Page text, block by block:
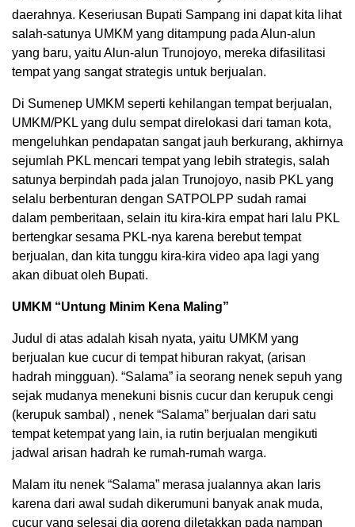
daerahnya. Keseriusan Bupati Sampang ini dapat kita lihat
salah-satunya UMKM yang ditampung pada Alun-alun
yang baru, yaitu Alun-alun Trunojoyo, mereka difasilitasi
tempat yang sangat strategis untuk berjualan.
Di Sumenep UMKM seperti kehilangan tempat berjualan,
UMKM/PKL yang dulu sempat direlokasi dari taman kota,
mengeluhkan pendapatan sangat jauh berkurang, akhirnya
sejumlah PKL mencari tempat yang lebih strategis, salah
satunya berpindah pada jalan Trunojoyo, nasib PKL yang
selalu berbenturan dengan SATPOLPP sudah ramai
dalam pemberitaan, selain itu kira-kira empat hari lalu PKL
bertengkar sesama PKL-nya karena berebut tempat
berjualan, dan kita tunggu kira-kira video apa lagi yang
akan dibuat oleh Bupati.
UMKM “Untung Minim Kena Maling”
Judul di atas adalah kisah nyata, yaitu UMKM yang
berjualan kue cucur di tempat hiburan rakyat, (arisan
hadrah mingguan). “Salama” ia seorang nenek sepuh yang
sejak mudanya menekuni bisnis cucur dan kerupuk cengi
(kerupuk sambal) , nenek “Salama” berjualan dari satu
tempat ketempat yang lain, ia rutin berjualan mengikuti
jadwal arisan hadrah ke rumah-rumah warga.
Malam itu nenek “Salama” merasa jualannya akan laris
karena dari awal sudah dikerumuni banyak anak muda,
cucur yang selesai dia goreng diletakkan pada nampan